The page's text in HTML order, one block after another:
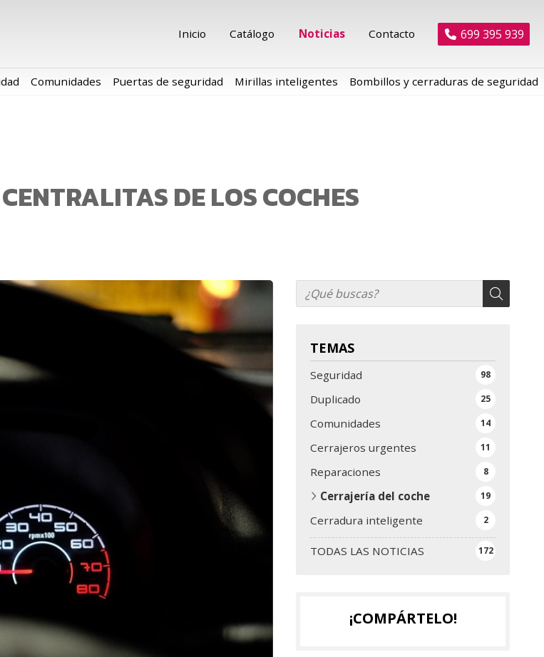
Inicio Catálogo Noticias Contacto 699 395 939
Comunidades Puertas de seguridad Mirillas inteligentes Bombillos y cerraduras de seguridad
DE LOS COCHES
TEMAS
TODAS LAS NOTICIAS 172
Seguridad 98
Duplicado 25
Comunidades 14
Cerrajeros urgentes 11
Reparaciones 8
Cerrajería del coche 19
Cerradura inteligente 2
¡COMPÁRTELO!